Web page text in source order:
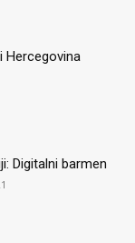
Hercegovina
Digitalni barmen